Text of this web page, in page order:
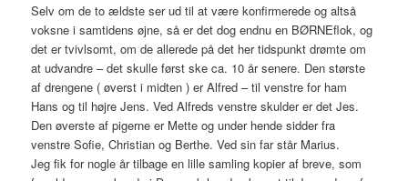
Selv om de to ældste ser ud til at være konfirmerede og altså
voksne i samtidens øjne, så er det dog endnu en BØRNEflok, og
det er tvivlsomt, om de allerede på det her tidspunkt drømte om
at udvandre – det skulle først ske ca. 10 år senere. Den største
af drengene ( øverst i midten ) er Alfred – til venstre for ham
Hans og til højre Jens. Ved Alfreds venstre skulder er det Jes.
Den øverste af pigerne er Mette og under hende sidder fra
venstre Sofie, Christian og Berthe. Ved sin far står Marius.
Jeg fik for nogle år tilbage en lille samling kopier af breve, som